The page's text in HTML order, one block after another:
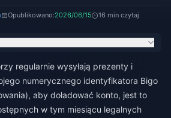
Opublikowano:2026/06/15 16 min czytaj
regularnie wysyłają prezenty i
numerycznego identyfikatora Bigo
aby doładować konto, jest to
w tym miesiącu legalnych